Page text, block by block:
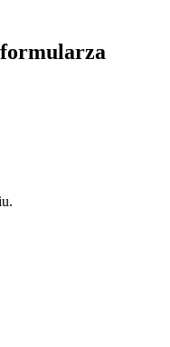
formularza